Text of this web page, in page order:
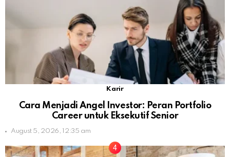
Karir
Cara Menjadi Angel Investor: Peran Portfolio
Career untuk Eksekutif Senior
August 5, 2026, 12:35 am